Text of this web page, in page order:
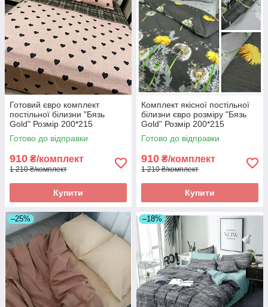
Готовий євро комплект
постільної білизни "Бязь
Gold" Розмір 200*215
Готово до відправки
910 ₴/комплект
1 210 ₴/комплект
Купити
Комплект якісної постільної
білизни євро розміру "Бязь
Gold" Розмір 200*215
Готово до відправки
910 ₴/комплект
1 210 ₴/комплект
Купити
–25% –18%